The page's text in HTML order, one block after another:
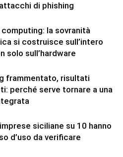
di phishing
computing: la sovranità
si costruisce sull’intero
solo sull’hardware
frammentato, risultati
perché serve tornare a una
siciliane su 10 hanno
d’uso da verificare